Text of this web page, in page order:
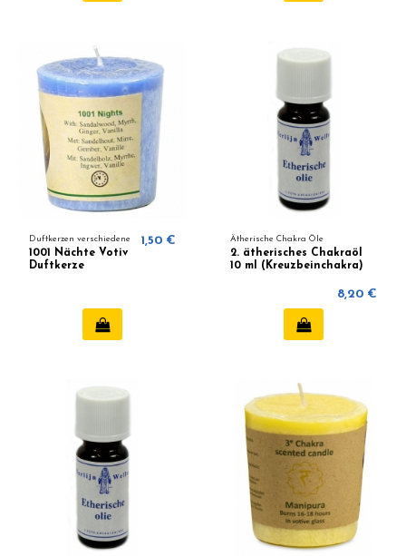
Duftkerzen verschiedene
1001 Nächte Votiv
Duftkerze
1,50 € Ätherische Chakra Öle
2. ätherisches Chakraöl
10 ml (Kreuzbeinchakra)
8,20 €